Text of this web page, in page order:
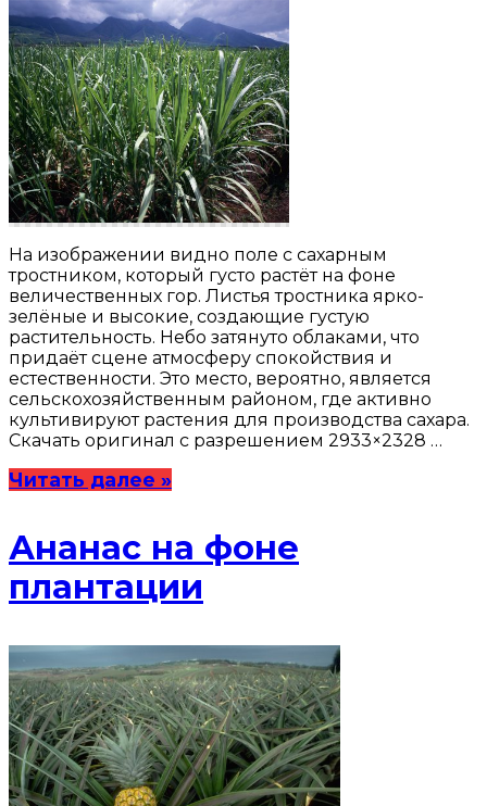
На изображении видно поле с сахарным
тростником, который густо растёт на фоне
величественных гор. Листья тростника ярко-
зелёные и высокие, создающие густую
растительность. Небо затянуто облаками, что
придаёт сцене атмосферу спокойствия и
естественности. Это место, вероятно, является
сельскохозяйственным районом, где активно
культивируют растения для производства сахара.
Скачать оригинал с разрешением 2933×2328 …
Читать далее »
Ананас на фоне
плантации